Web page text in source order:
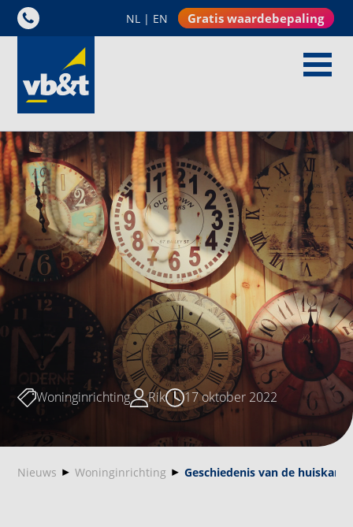
NL | EN Gratis waardebepaling
Woninginrichting Rik 17 oktober 2022
Nieuws Woninginrichting Geschiedenis van de